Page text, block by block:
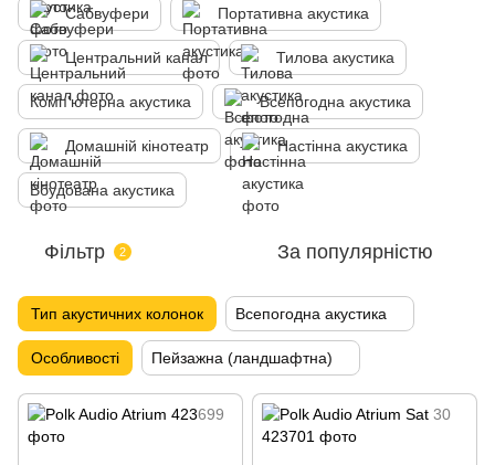
Сабвуфери Портативна акустика
Центральний канал Тилова акустика
Комп'ютерна акустика Всепогодна акустика
Домашній кінотеатр Настінна акустика
Вбудована акустика
Фільтр 2 За популярністю
Тип акустичних колонок Всепогодна акустика
Особливості Пейзажна (ландшафтна)